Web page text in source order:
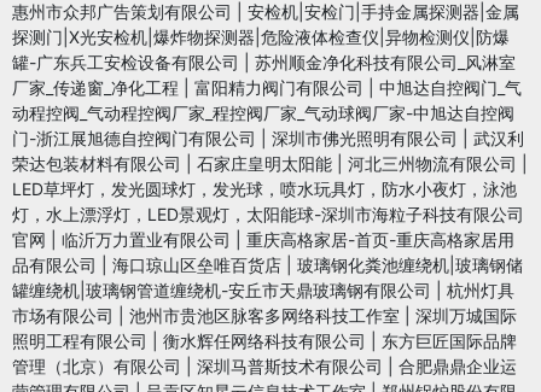
惠州市众邦广告策划有限公司
安检机|安检门|手持金属探测器|金属
探测门|X光安检机|爆炸物探测器|危险液体检查仪|异物检测仪|防爆
罐-广东兵工安检设备有限公司
苏州顺金净化科技有限公司_风淋室
厂家_传递窗_净化工程
富阳精力阀门有限公司
中旭达自控阀门_气
动程控阀_气动程控阀厂家_程控阀厂家_气动球阀厂家-中旭达自控阀
门-浙江展旭德自控阀门有限公司
深圳市佛光照明有限公司
武汉利
荣达包装材料有限公司
石家庄皇明太阳能 河北三州物流有限公司
LED草坪灯，发光圆球灯，发光球，喷水玩具灯，防水小夜灯，泳池
灯，水上漂浮灯，LED景观灯，太阳能球-深圳市海粒子科技有限公司
官网
临沂万力置业有限公司
重庆高格家居-首页-重庆高格家居用
品有限公司
海口琼山区垒唯百货店
玻璃钢化粪池缠绕机|玻璃钢储
罐缠绕机|玻璃钢管道缠绕机-安丘市天鼎玻璃钢有限公司
杭州灯具
市场有限公司
池州市贵池区脉客多网络科技工作室
深圳万城国际
照明工程有限公司
衡水辉任网络科技有限公司
东方巨匠国际品牌
管理（北京）有限公司
深圳马普斯技术有限公司
合肥鼎鼎企业运